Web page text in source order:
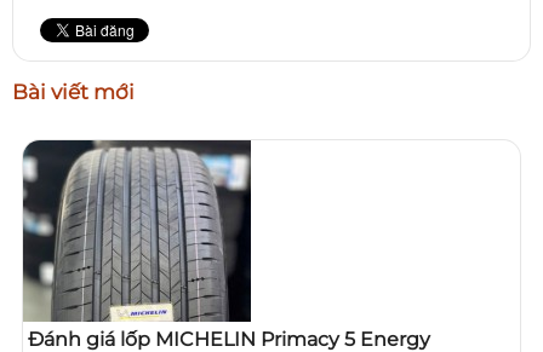
Bài viết mới
Đánh giá lốp MICHELIN Primacy 5 Energy